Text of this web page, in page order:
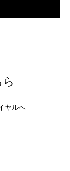
ヤルへ